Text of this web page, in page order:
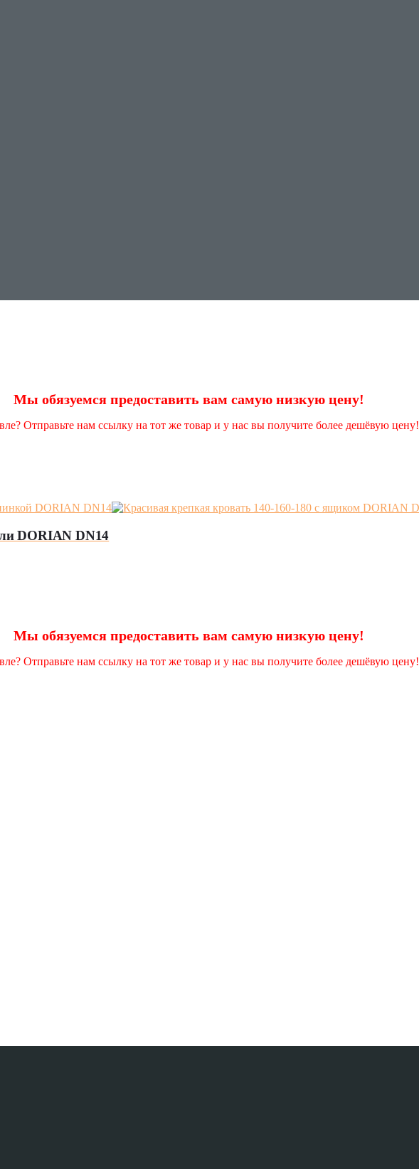
Мы обязуемся предоставить вам самую низкую цену!
Отправьте нам ссылку на тот же товар и у нас вы получите более дешёвую цену!
DORIAN DN14
Мы обязуемся предоставить вам самую низкую цену!
Отправьте нам ссылку на тот же товар и у нас вы получите более дешёвую цену!